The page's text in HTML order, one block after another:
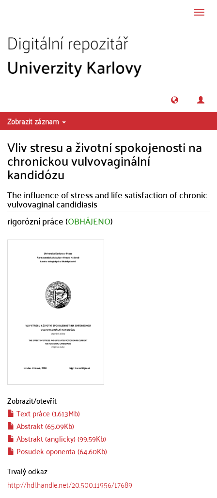
Zobrazit záznam
Vliv stresu a životní spokojenosti na
chronickou vulvovaginální
kandidózu
The influence of stress and life satisfaction of chronic
vulvovaginal candidiasis
rigorózní práce (OBHÁJENO)
Zobrazit/otevřít
Text práce (1.613Mb)
Abstrakt (65.09Kb)
Abstrakt (anglicky) (99.59Kb)
Posudek oponenta (64.60Kb)
Trvalý odkaz
http://hdl.handle.net/20.500.11956/17689